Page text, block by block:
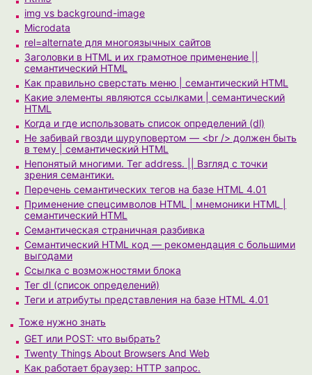
img vs background-image
Microdata
rel=alternate для многоязычных сайтов
Заголовки в HTML и их грамотное применение ||
семантический HTML
Как правильно сверстать меню | семантический HTML
Какие элементы являются ссылками | семантический
HTML
Когда и где использовать список определений (dl)
Не забивай гвозди шуруповертом — <br /> должен быть
в тему | семантический HTML
Непонятый многими. Тег address. || Взгляд с точки
зрения семантики.
Перечень семантических тегов на базе HTML 4.01
Применение спецсимволов HTML | мнемоники HTML |
семантический HTML
Семантическая страничная разбивка
Семантический HTML код — рекомендация с большими
выгодами
Ссылка с возможностями блока
Тег dl (список определений)
Теги и атрибуты представления на базе HTML 4.01
Тоже нужно знать
GET или POST: что выбрать?
Twenty Things About Browsers And Web
Как работает браузер: HTTP запрос.